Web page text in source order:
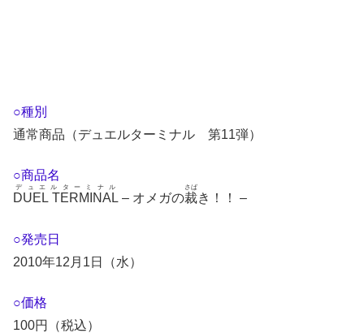
○種別
通常商品（デュエルターミナル 第11弾）
○商品名
DUEL TERMINAL
デュエルターミナル
– オメガの裁
さば
き！！ –
○発売日
2010年12月1日（水）
○価格
100円（税込）